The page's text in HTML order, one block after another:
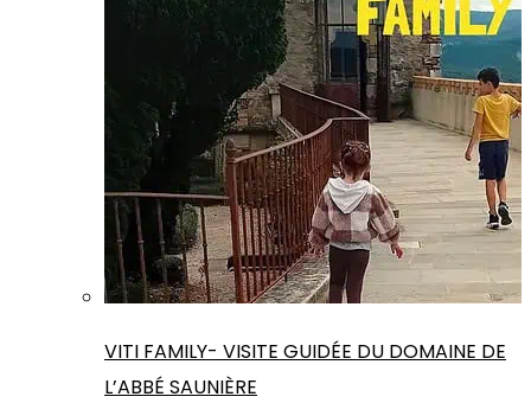
VITI FAMILY- VISITE GUIDÉE DU DOMAINE DE
L’ABBÉ SAUNIÈRE